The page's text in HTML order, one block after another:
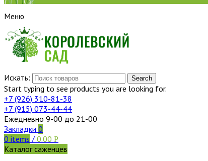
Меню
Искать: Search
Start typing to see products you are looking for.
+7 (926) 310-81-38
+7 (915) 073-44-44
Ежедневно 9-00 до 21-00
Закладки 0
0 items / 0.00 Р
Каталог саженцев